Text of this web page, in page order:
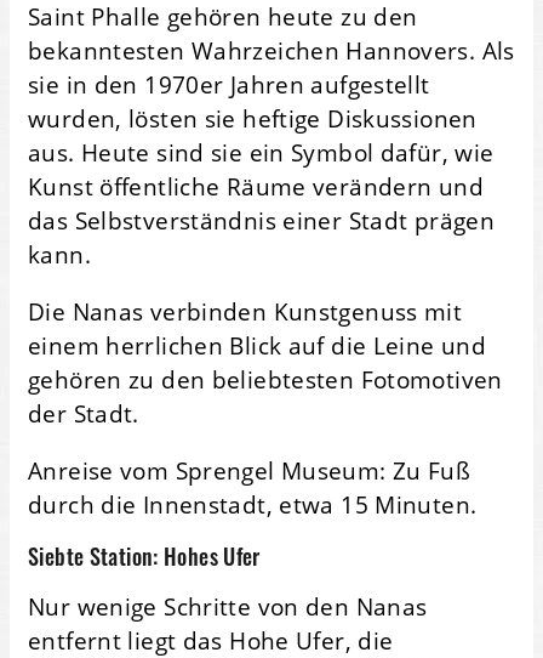
Saint Phalle gehören heute zu den
bekanntesten Wahrzeichen Hannovers. Als
sie in den 1970er Jahren aufgestellt
wurden, lösten sie heftige Diskussionen
aus. Heute sind sie ein Symbol dafür, wie
Kunst öffentliche Räume verändern und
das Selbstverständnis einer Stadt prägen
kann.
Die Nanas verbinden Kunstgenuss mit
einem herrlichen Blick auf die Leine und
gehören zu den beliebtesten Fotomotiven
der Stadt.
Anreise vom Sprengel Museum: Zu Fuß
durch die Innenstadt, etwa 15 Minuten.
Siebte Station: Hohes Ufer
Nur wenige Schritte von den Nanas
entfernt liegt das Hohe Ufer, die